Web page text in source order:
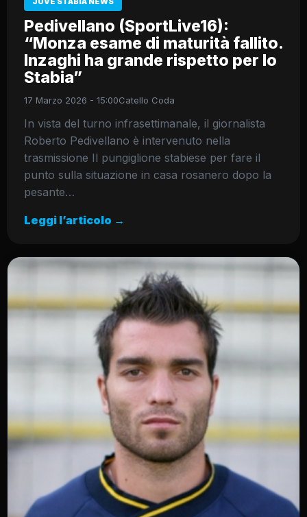
Pedivellano (SportLive16):
“Monza esame di maturità fallito.
Inzaghi ha grande rispetto per lo
Stabia”
17 Marzo 2026 - 15:00Catello Coda
In vista del turno infrasettimanale, il giornalista
Roberto Pedivellano è intervenuto nella
trasmissione Il pungiglione stabiese per fare il
punto sulla situazione in casa rosanero dopo la
pesante…
Leggi l’articolo →